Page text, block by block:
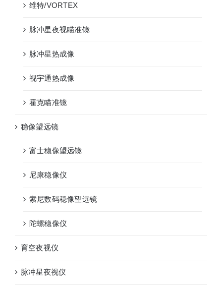
维特/VORTEX
脉冲星夜视瞄准镜
脉冲星热成像
视宇通热成像
霍克瞄准镜
稳像望远镜
富士稳像望远镜
尼康稳像仪
索尼数码稳像望远镜
陀螺稳像仪
育空夜视仪
脉冲星夜视仪